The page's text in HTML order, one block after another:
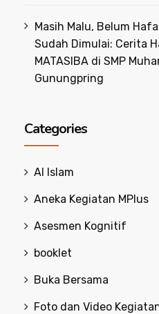
Masih Malu, Belum
Sudah Dimulai: Cerita
MATASIBA di SMP
Gunungpring
Categories
Al Islam
Aneka Kegiatan MPlus
Asesmen Kognitif
booklet
Buka Bersama
Foto dan Video